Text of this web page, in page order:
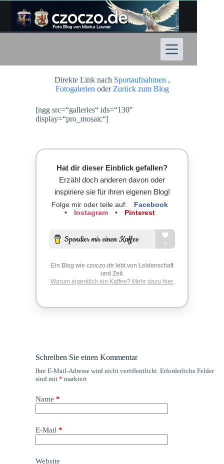
Inhalt
springen
Direkte Link nach Sportaufnahmen ,
Fotogalerien oder Zurück zum Blog
[ngg src=“galleries“ ids=“130″
display=“pro_mosaic“]
Hat dir dieser Einblick gefallen?
Erzähl doch anderen davon oder
inspiriere sie für ihren eigenen Blog!
Folge mir oder teile auf:
Facebook
•
Instagram • Pinterest
Ein Blog wie czoczo.delebt von Leidenschaft
und Zeit.
Warum eigentlich ein Kaffee? Mehr dazu hier.
Schreiben Sie einen Kommentar
Ihre E-Mail-Adresse wird nicht veröffentlicht. Erforderliche Felder
sind mit* markiert
Name *
E-Mail *
Website